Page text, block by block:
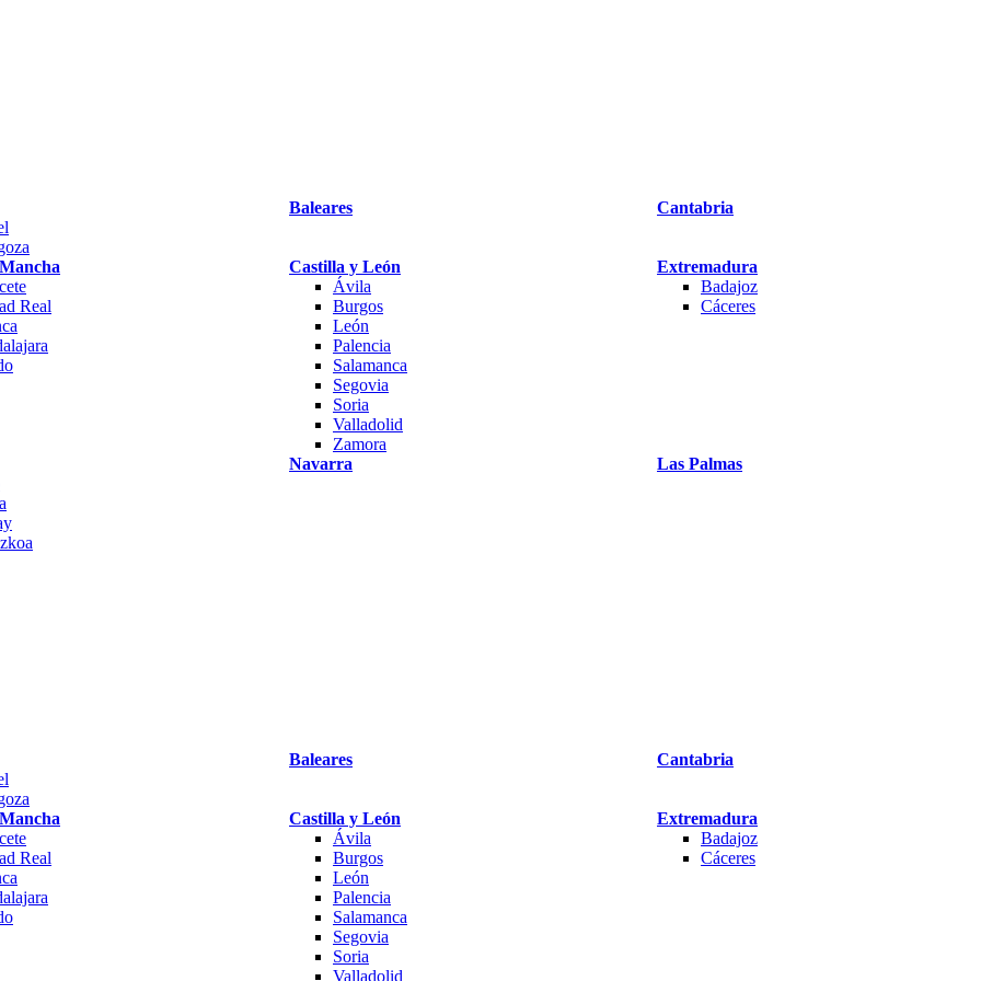
Baleares Cantabria
Real
Castilla y León
Ávila
Burgos
León
Palencia
Salamanca
Segovia
Soria
Valladolid
Zamora
Extremadura
Badajoz
Cáceres
Navarra
Las Palmas
Baleares Cantabria
Real
Castilla y León
Ávila
Burgos
León
Palencia
Salamanca
Segovia
Soria
Valladolid
Extremadura
Badajoz
Cáceres